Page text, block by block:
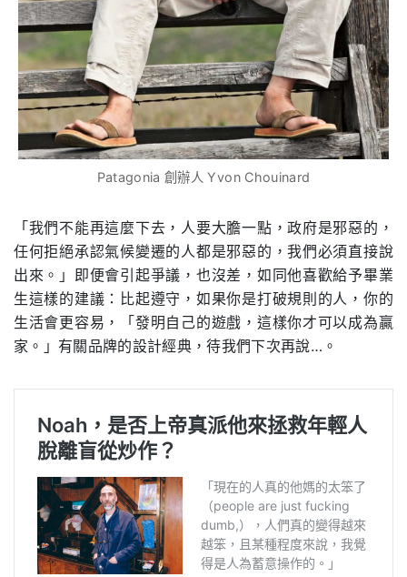
Patagonia 創辦人 Yvon Chouinard
「我們不能再這麼下去，人要大膽一點，政府是邪惡的，
任何拒絕承認氣候變遷的人都是邪惡的，我們必須直接說
出來。」即便會引起爭議，也沒差，如同他喜歡給予畢業
生這樣的建議：比起遵守，如果你是打破規則的人，你的
生活會更容易，「發明自己的遊戲，這樣你才可以成為贏
家。」有關品牌的設計經典，待我們下次再說…。